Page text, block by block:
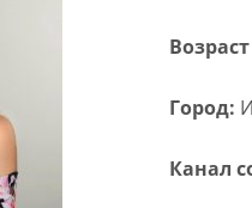
Город:
Канал